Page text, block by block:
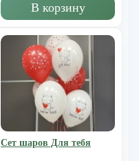
В корзину
Сет шаров Для тебя